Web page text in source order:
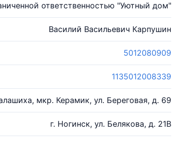
ответственностью "Уютный дом"
Василий Васильевич Карпушин
5012080909
1135012008339
мкр. Керамик, ул. Береговая, д. 69
г. Ногинск, ул. Белякова, д. 21В